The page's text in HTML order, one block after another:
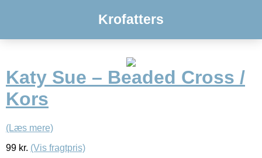
Krofatters
Katy Sue – Beaded Cross /
Kors
(Læs mere)
99 kr. (Vis fragtpris)